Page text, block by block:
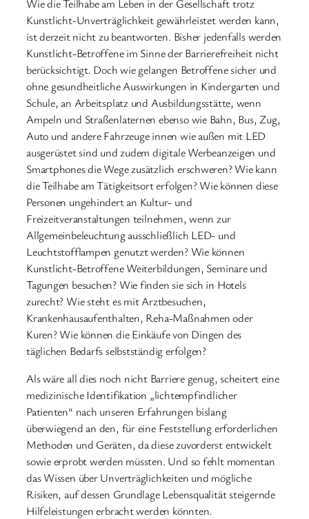
Wie die Teilhabe am Leben in der Gesellschaft trotz
Kunstlicht-Unverträglichkeit gewährleistet werden kann,
ist derzeit nicht zu beantworten. Bisher jedenfalls werden
Kunstlicht-Betroffene im Sinne der Barrierefreiheit nicht
berücksichtigt. Doch wie gelangen Betroffene sicher und
ohne gesundheitliche Auswirkungen in Kindergarten und
Schule, an Arbeitsplatz und Ausbildungsstätte, wenn
Ampeln und Straßenlaternen ebenso wie Bahn, Bus, Zug,
Auto und andere Fahrzeuge innen wie außen mit LED
ausgerüstet sind und zudem digitale Werbeanzeigen und
Smartphones die Wege zusätzlich erschweren? Wie kann
die Teilhabe am Tätigkeitsort erfolgen? Wie können diese
Personen ungehindert an Kultur- und
Freizeitveranstaltungen teilnehmen, wenn zur
Allgemeinbeleuchtung ausschließlich LED- und
Leuchtstofflampen genutzt werden? Wie können
Kunstlicht-Betroffene Weiterbildungen, Seminare und
Tagungen besuchen? Wie finden sie sich in Hotels
zurecht? Wie steht es mit Arztbesuchen,
Krankenhausaufenthalten, Reha-Maßnahmen oder
Kuren? Wie können die Einkäufe von Dingen des
täglichen Bedarfs selbstständig erfolgen?
Als wäre all dies noch nicht Barriere genug, scheitert eine
medizinische Identifikation „lichtempfindlicher
Patienten“ nach unseren Erfahrungen bislang
überwiegend an den, für eine Feststellung erforderlichen
Methoden und Geräten, da diese zuvorderst entwickelt
sowie erprobt werden müssten. Und so fehlt momentan
das Wissen über Unverträglichkeiten und mögliche
Risiken, auf dessen Grundlage Lebensqualität steigernde
Hilfeleistungen erbracht werden könnten.